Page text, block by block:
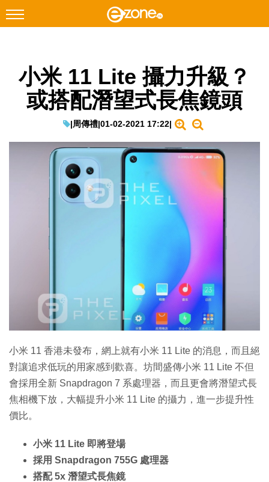
Facebook Instagram
科技焦點
遊戲動漫
生成式AI與雲端應用
小米 11 Lite 攝力升級？
或搭配潛望式長焦鏡頭
|周傳禮|01-02-2021 17:22|
小米 11 香港未發布，網上就有小米 11 Lite 的消息，而且絕
對讓追求低玩的用家感到歡喜。坊間盛傳小米 11 Lite 不但
會採用全新 Snapdragon 7 系處理器，而且更會將潛望式長
焦相機下放，大幅提升小米 11 Lite 的攝力，進一步提升性
價比。
小米 11 Lite 即將登場
採用 Snapdragon 755G 處理器
搭配 5x 潛望式長焦鏡